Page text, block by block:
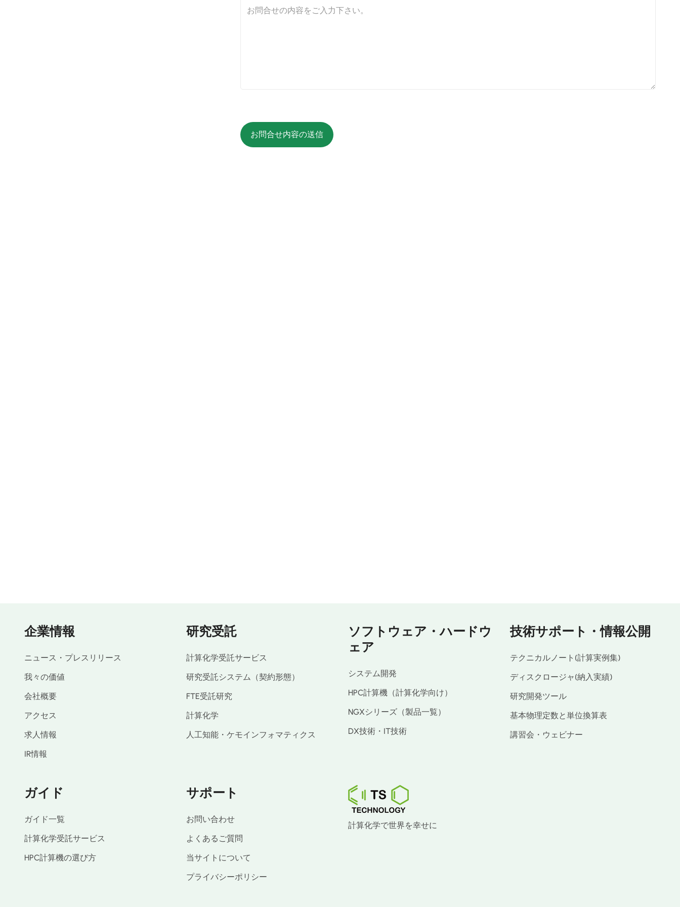
お問合せ内容の送信
企業情報
ニュース・プレスリリース
我々の価値
会社概要
アクセス
求人情報
IR情報
研究受託
計算化学受託サービス
研究受託システム（契約形態）
FTE受託研究
計算化学
人工知能・ケモインフォマティクス
ソフトウェア・ハードウ
ェア
システム開発
HPC計算機（計算化学向け）
NGXシリーズ（製品一覧）
DX技術・IT技術
技術サポート・情報公開
テクニカルノート(計算実例集)
ディスクロージャ(納入実績)
研究開発ツール
基本物理定数と単位換算表
講習会・ウェビナー
ガイド
ガイド一覧
計算化学受託サービス
HPC計算機の選び方
サポート
お問い合わせ
よくあるご質問
当サイトについて
プライバシーポリシー
計算化学で世界を幸せに